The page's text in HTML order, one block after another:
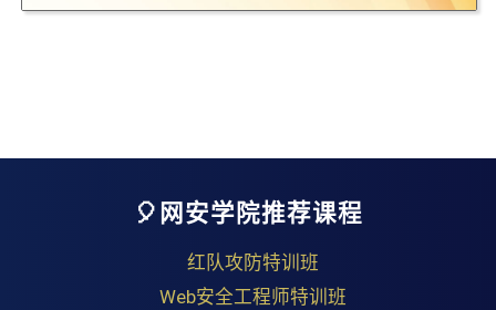
🎈网安学院推荐课程
红队攻防特训班
Web安全工程师特训班